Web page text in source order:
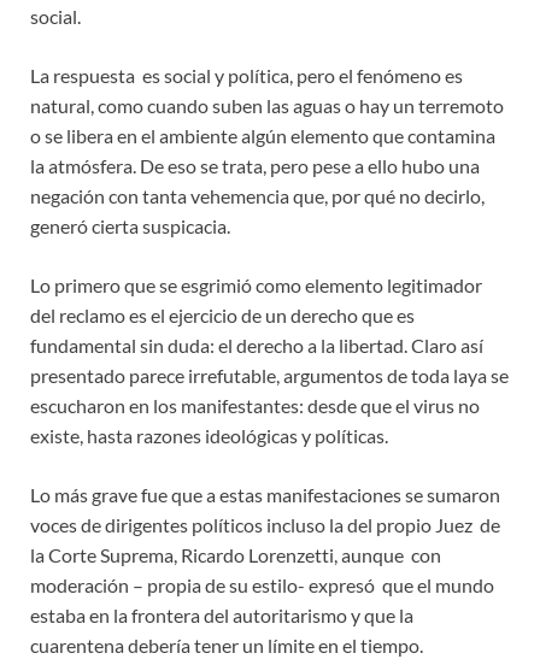
social.
La respuesta es social y política, pero el fenómeno es
natural, como cuando suben las aguas o hay un terremoto
o se libera en el ambiente algún elemento que contamina
la atmósfera. De eso se trata, pero pese a ello hubo una
negación con tanta vehemencia que, por qué no decirlo,
generó cierta suspicacia.
Lo primero que se esgrimió como elemento legitimador
del reclamo es el ejercicio de un derecho que es
fundamental sin duda: el derecho a la libertad. Claro así
presentado parece irrefutable, argumentos de toda laya se
escucharon en los manifestantes: desde que el virus no
existe, hasta razones ideológicas y políticas.
Lo más grave fue que a estas manifestaciones se sumaron
voces de dirigentes políticos incluso la del propio Juez de
la Corte Suprema, Ricardo Lorenzetti, aunque con
moderación – propia de su estilo- expresó que el mundo
estaba en la frontera del autoritarismo y que la
cuarentena debería tener un límite en el tiempo.